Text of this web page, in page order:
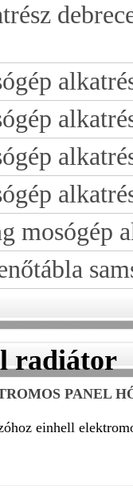
mosógép
radiátor
PANEL
einhell